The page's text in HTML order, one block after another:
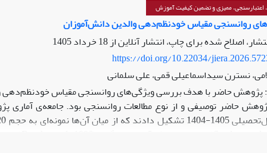
اعتبارسنجی، ممیزی و تضمین کیفیت آموزش
روانسنجی مقیاس خودنظم‌دهی والدین دانش‌آموزان
اصلاح شده برای چاپ، انتشار آنلاین از18 خرداد 1405
https://doi.org/10.22034/
نسترن سیداسماعیلی قمی، علی سلمانی
حاضر با هدف بررسی ویژگی‌های روانسنجی مقیاس خودنظم‌دهی
حاضر توصیفی و از نوع مطالعات روانسنجی بود. جامعه‌ی آماری